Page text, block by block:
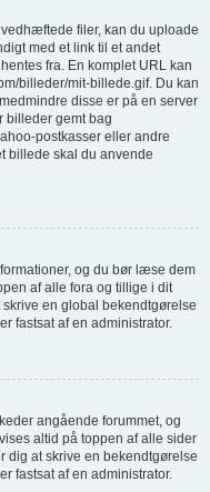
filer, kan du uploade
med et link til et andet
fra. En komplet URL kan
billeder/mit-billede.gif. Du kan
disse er på en server
billeder gemt bag
postkasser eller andre
billede skal du anvende
og du bør læse dem
af alle fora og tillige i dit
en global bekendtgørelse
fastsat af en administrator.
angående forummet, og
altid på toppen af alle sider
dig at skrive en bekendtgørelse
fastsat af en administrator.